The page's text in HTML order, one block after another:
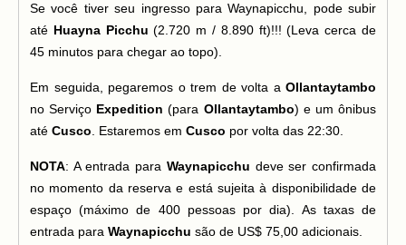
Se você tiver seu ingresso para Waynapicchu, pode subir
até Huayna Picchu (2.720 m / 8.890 ft)!!! (Leva cerca de
45 minutos para chegar ao topo).
Em seguida, pegaremos o trem de volta a Ollantaytambo
no Serviço Expedition (para Ollantaytambo) e um ônibus
até Cusco . Estaremos em Cusco por volta das 22:30.
NOTA: A entrada para Waynapicchu deve ser confirmada
no momento da reserva e está sujeita à disponibilidade de
espaço (máximo de 400 pessoas por dia). As taxas de
entrada para Waynapicchu são de US$ 75,00 adicionais.